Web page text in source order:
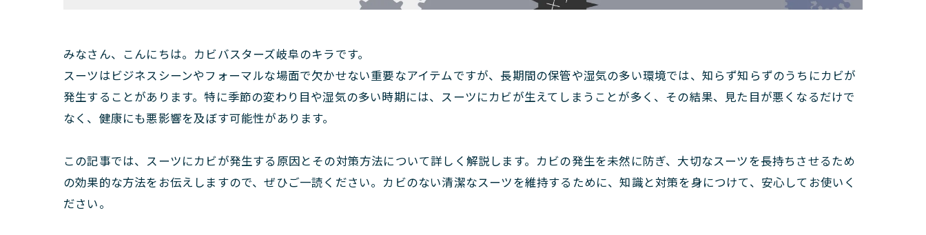
みなさん、こんにちは。カビバスターズ岐阜のキラです。
スーツはビジネスシーンやフォーマルな場面で欠かせない重要なアイテムですが、長期間の保管や湿気の多い環境では、知らず知らずのうちにカビが
発生することがあります。特に季節の変わり目や湿気の多い時期には、スーツにカビが生えてしまうことが多く、その結果、見た目が悪くなるだけで
なく、健康にも悪影響を及ぼす可能性があります。
この記事では、スーツにカビが発生する原因とその対策方法について詳しく解説します。カビの発生を未然に防ぎ、大切なスーツを長持ちさせるため
の効果的な方法をお伝えしますので、ぜひご一読ください。カビのない清潔なスーツを維持するために、知識と対策を身につけて、安心してお使いく
ださい。